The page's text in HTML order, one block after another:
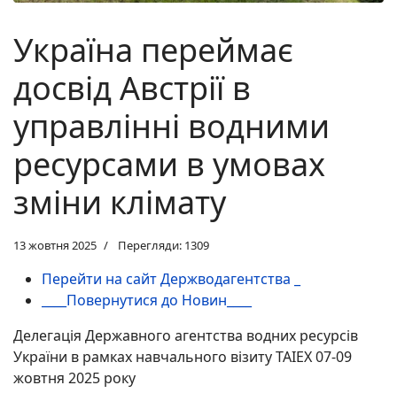
Україна переймає
досвід Австрії в
управлінні водними
ресурсами в умовах
зміни клімату
13 жовтня 2025 Перегляди: 1309
Перейти на сайт Держводагентства _
____Повернутися до Новин____
Делегація Державного агентства водних ресурсів
України в рамках навчального візиту TAIEX 07-09
жовтня 2025 року